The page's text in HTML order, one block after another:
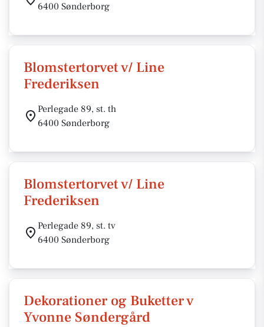
6400 Sønderborg
Blomstertorvet v/ Line
Frederiksen
Perlegade 89, st. th
6400 Sønderborg
Blomstertorvet v/ Line
Frederiksen
Perlegade 89, st. tv
6400 Sønderborg
Dekorationer og Buketter v
Yvonne Søndergård